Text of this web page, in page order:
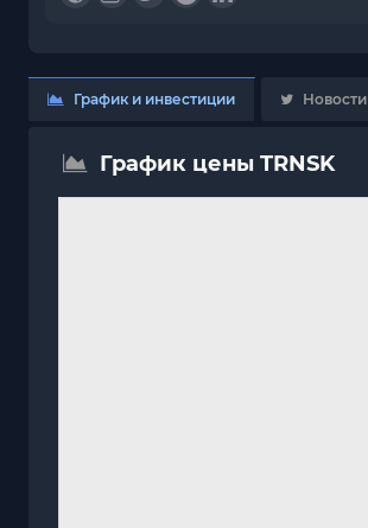
График и инвестиции Новости
График цены TRNSK